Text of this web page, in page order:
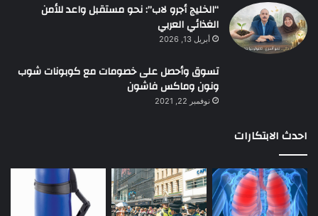
“الخليج أجرو لاب”: نحو مستقبل واعد للأمن
الغذائي العربي
أبريل 13, 2026
تسوق وأحصل على خصومات مع كوبونات شوب
ونون وماكس فاشون
نوفمبر 22, 2021
احدث الابتكارات